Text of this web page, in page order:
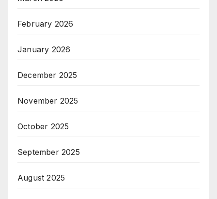
February 2026
January 2026
December 2025
November 2025
October 2025
September 2025
August 2025